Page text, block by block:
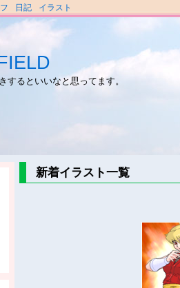
日記 イラスト
するといいなと思ってます。
新着イラスト一覧